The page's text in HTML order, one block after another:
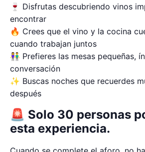
🍷 Disfrutas descubriendo vinos
encontrar
🔥 Crees que el vino y la cocina
cuando trabajan juntos
👫 Prefieres las mesas pequeñas,
conversación
✨ Buscas noches que recuerdes
después
🚨 Solo 30 personas
esta experiencia.